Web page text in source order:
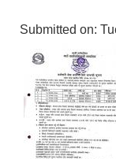
Submitted on: